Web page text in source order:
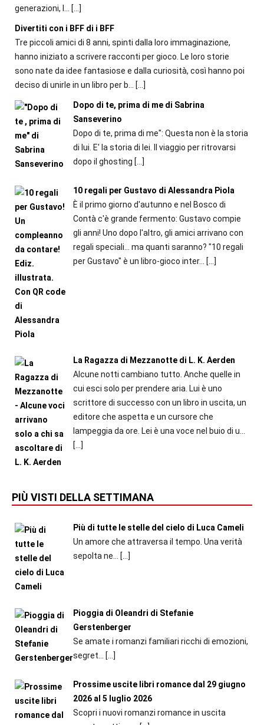
generazioni, l...
[…]
Divertiti con i BFF di i BFF
Tre piccoli amici di 8 anni, spinti dalla loro immaginazione,
hanno iniziato a scrivere racconti per gioco. Le loro storie
sono nate da idee fantasiose e dalla curiosità, così hanno poi
deciso di unirle in un libro per b...
[…]
Dopo di te, prima di me di Sabrina
Sanseverino
Dopo di te, prima di me": Questa non è la storia
di lui. E' la storia di lei. Il viaggio per ritrovarsi
dopo il ghosting […]
10 regali per Gustavo di Alessandra Piola
È il primo giorno d'autunno e nel Bosco di
Contà c'è grande fermento: Gustavo compie
gli anni! Uno dopo l'altro, gli amici arrivano con
regali speciali... ma quanti saranno? "10 regali
per Gustavo" è un libro-gioco inter...
[…]
La Ragazza di Mezzanotte di L. K. Aerden
Alcune notti cambiano tutto. Anche quelle in
cui esci solo per prendere aria. Lui è uno
scrittore di successo con un libro in uscita, un
editore che aspetta e un cursore che
lampeggia da ore. Lei è una voce nel buio di u...
[…]
PIÙ VISTI DELLA SETTIMANA
Più di tutte le stelle del cielo di Luca Cameli
Un amore che attraversa il tempo. Una verità
sepolta ne...
[…]
Pioggia di Oleandri di Stefanie
Gerstenberger
Se amate i romanzi familiari ricchi di emozioni,
segret...
[…]
Prossime uscite libri romance dal 29 giugno
2026 al 5 luglio 2026
Scopri i nuovi romanzi romance in uscita